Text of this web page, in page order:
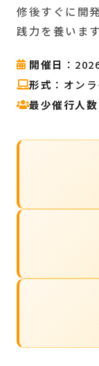
修後すぐに開
践力を養います
開催日 ：
形式 ：オン
最少催行人数